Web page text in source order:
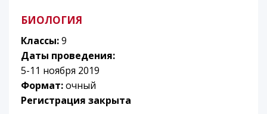
БИОЛОГИЯ
Классы:9
Даты проведения:
5-11 ноября 2019
Формат:очный
Регистрация закрыта